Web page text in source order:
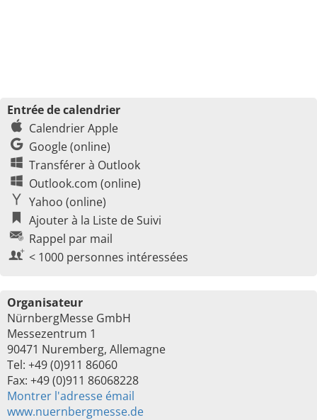
Entrée de calendrier
Calendrier Apple
Google (online)
Transférer à Outlook
Outlook.com (online)
Yahoo (online)
Ajouter à la Liste de Suivi
Rappel par mail
< 1000 personnes intéressées
Organisateur
NürnbergMesse GmbH
Messezentrum 1
90471 Nuremberg, Allemagne
Tel: +49 (0)911 86060
Fax: +49 (0)911 86068228
Montrer l'adresse émail
www.nuernbergmesse.de